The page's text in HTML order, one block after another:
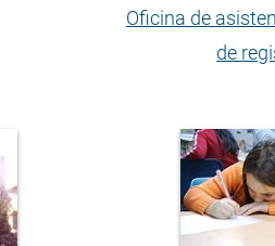
Oficina de
de